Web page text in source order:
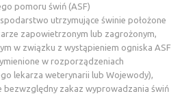
pomoru świń (ASF)
utrzymujące świnie położone
zapowietrzonym lub zagrożonym,
w związku z wystąpieniem ogniska ASF
w rozporządzeniach
lekarza weterynarii lub Wojewody),
bezwzględny zakaz wyprowadzania świń